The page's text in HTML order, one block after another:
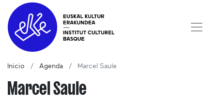
Inicio Agenda Marcel Saule
Marcel Saule